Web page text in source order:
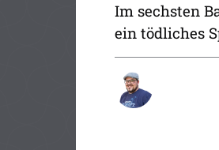
Im sechsten
ein tödliches